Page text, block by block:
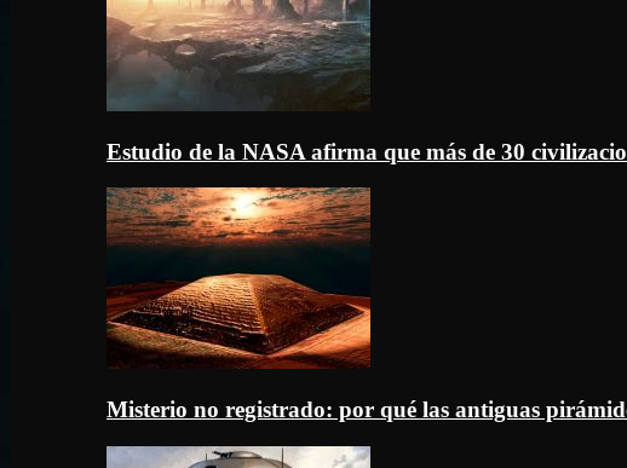
Estudio de la NASA afirma que más de 30
Misterio no registrado: por qué las antiguas